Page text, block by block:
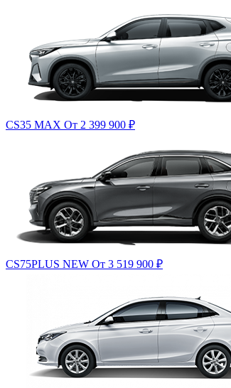
CS35 MAX От 2 399 900 ₽
CS75PLUS NEW От 3 519 900 ₽